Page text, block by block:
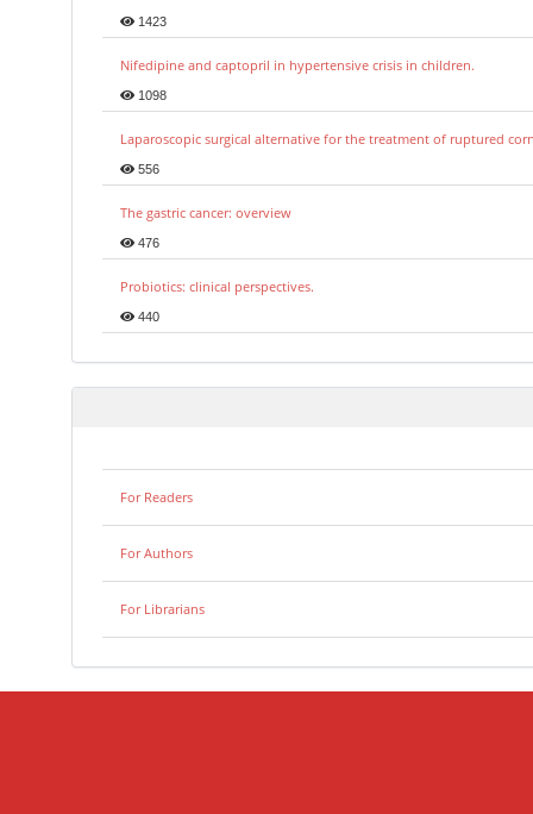
1423
Nifedipine and captopril in hypertensive crisis in children.
1098
Laparoscopic surgical alternative for the treatment of ruptured
556
The gastric cancer: overview
476
Probiotics: clinical perspectives.
440
For Readers
For Authors
For Librarians